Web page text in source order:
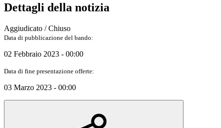
Dettagli della notizia
Aggiudicato / Chiuso
Data di pubblicazione del bando:
02 Febbraio 2023 - 00:00
Data di fine presentazione offerte:
03 Marzo 2023 - 00:00